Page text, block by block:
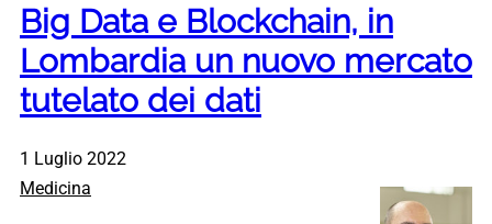
Big Data e Blockchain, in
Lombardia un nuovo mercato
tutelato dei dati
1 Luglio 2022
Medicina